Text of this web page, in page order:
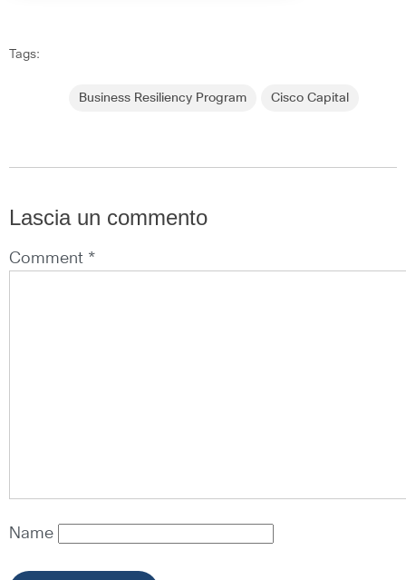
Tags:
Business Resiliency Program Cisco Capital
Lascia un commento
Comment *
Name